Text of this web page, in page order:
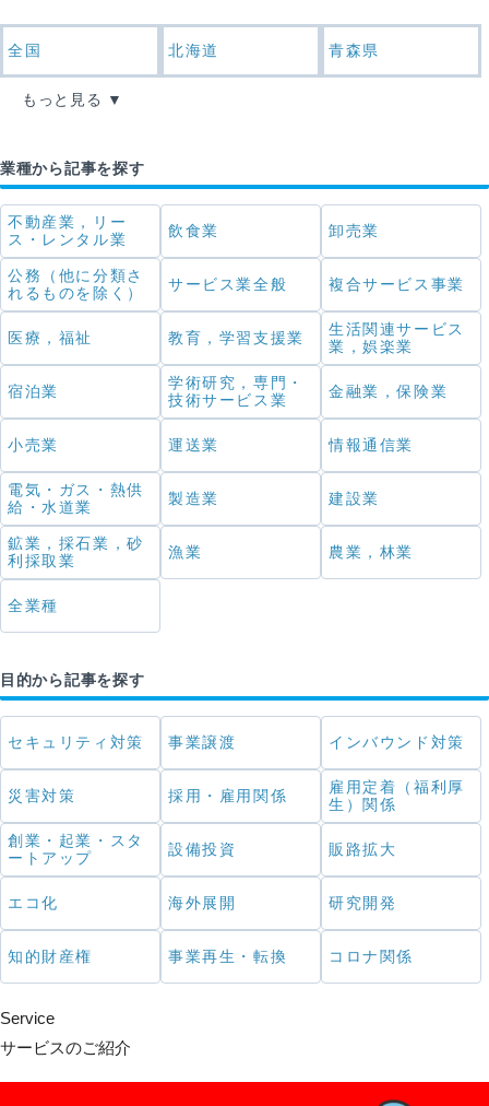
全国 北海道 青森県
もっと見る
業種から記事を探す
不動産業，リー
ス・レンタル業
飲食業 卸売業
公務（他に分類さ
れるものを除く）
サービス業全般 複合サービス事業
医療，福祉 教育，学習支援業
生活関連サービス
業，娯楽業
宿泊業
学術研究，専門・
技術サービス業
金融業，保険業
小売業 運送業 情報通信業
電気・ガス・熱供
給・水道業
製造業 建設業
鉱業，採石業，砂
利採取業
漁業 農業，林業
全業種
目的から記事を探す
セキュリティ対策 事業譲渡 インバウンド対策
災害対策 採用・雇用関係
雇用定着（福利厚
生）関係
創業・起業・スタ
ートアップ
設備投資 販路拡大
エコ化 海外展開 研究開発
知的財産権 事業再生・転換 コロナ関係
Service
サービスのご紹介